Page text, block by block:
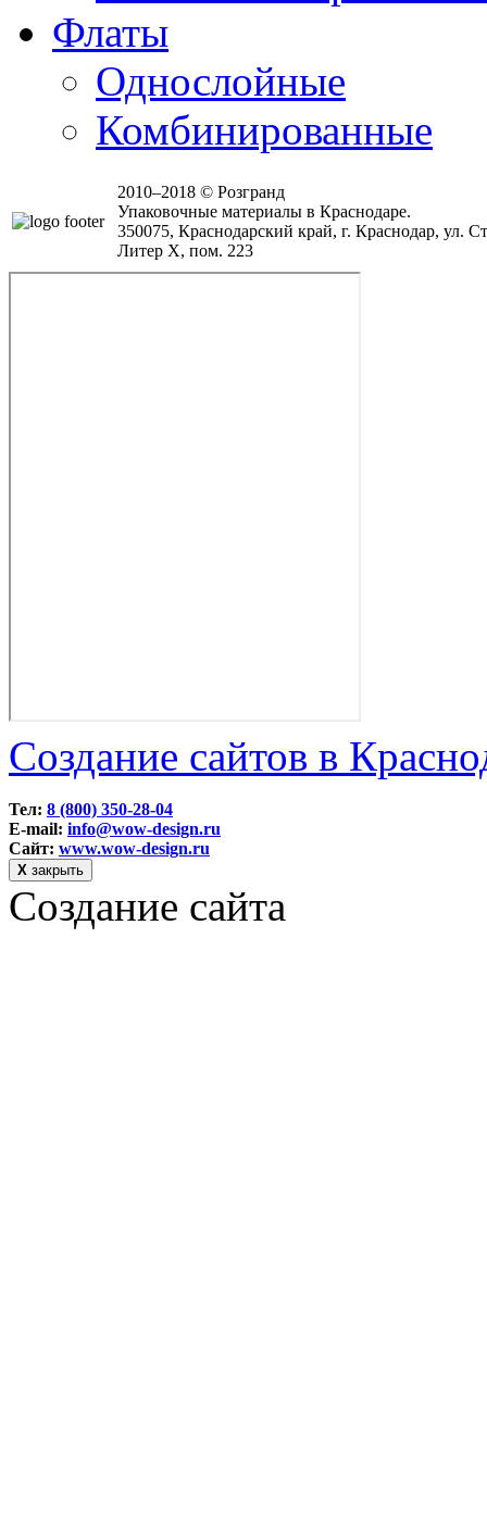
Флаты
Однослойные
Комбинированные
2010–2018 © Розгранд
Упаковочные материалы в Краснодаре.
350075, Краснодарский край, г. Краснодар, ул.
Литер Х, пом. 223
Создание сайтов в
Тел: 8 (800) 350-28-04
E-mail: info@wow-design.ru
Сайт: www.wow-design.ru
Х закрыть
Создание сайта